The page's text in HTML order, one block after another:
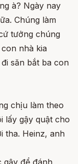
à? Ngày nay
Chúng làm
tưởng chúng
nhà kia
săn bắt ba con
chịu làm theo
lấy gậy quật cho
tha. Heinz, anh